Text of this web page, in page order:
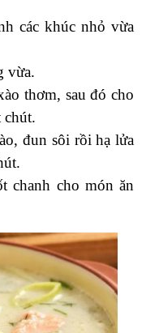
các khúc nhỏ vừa
vừa.
thơm, sau đó cho
chút.
đun sôi rồi hạ lửa
chanh cho món ăn